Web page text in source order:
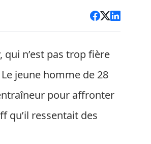
n’est pas trop fière
jeune homme de 28
pour affronter
qu’il ressentait des